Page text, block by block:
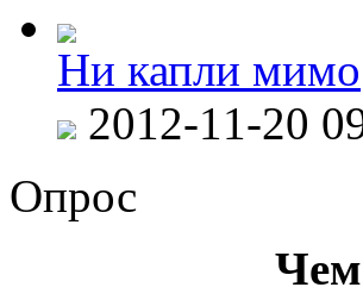
Ни капли мимо
2012-11-20
Опрос
Чем